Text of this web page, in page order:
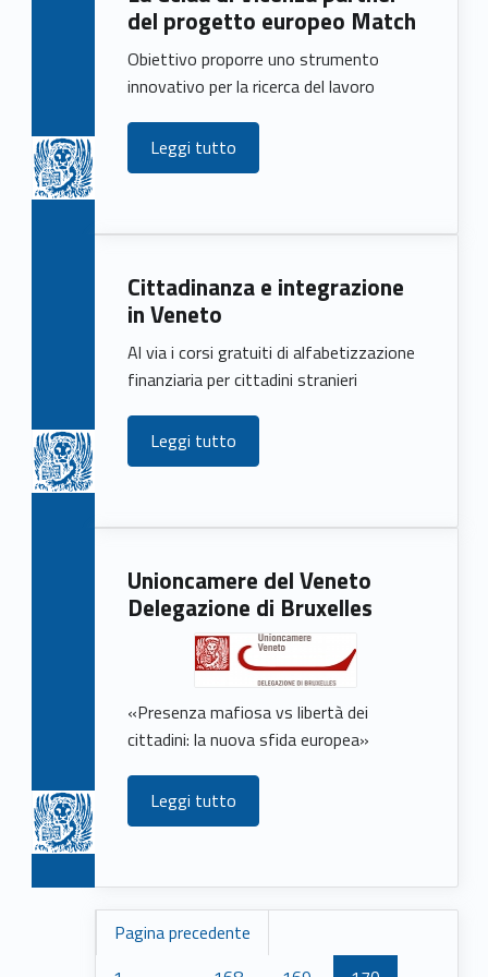
del progetto europeo Match
Obiettivo proporre uno strumento
innovativo per la ricerca del lavoro
Leggi tutto
Cittadinanza e integrazione
in Veneto
Al via i corsi gratuiti di alfabetizzazione
finanziaria per cittadini stranieri
Leggi tutto
Unioncamere del Veneto
Delegazione di Bruxelles
«Presenza mafiosa vs libertà dei
cittadini: la nuova sfida europea»
Leggi tutto
Pagina precedente